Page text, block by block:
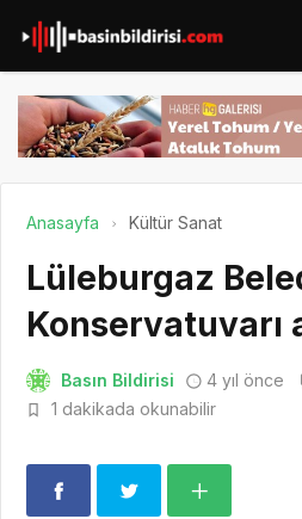
Anasayfa Kültür Sanat
Lüleburgaz
Konservatuvarı
Basın Bildirisi 4 yıl önce
1 dakikada okunabilir